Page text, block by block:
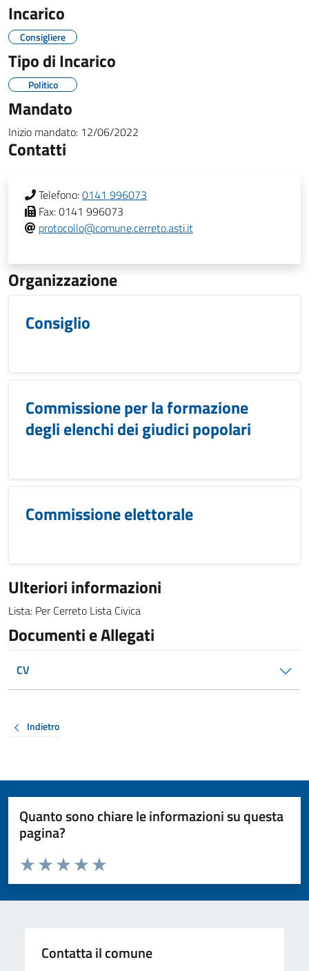
Incarico
Consigliere
Tipo di Incarico
Politico
Mandato
Inizio mandato: 12/06/2022
Contatti
Telefono:0141 996073
Fax:0141 996073
protocollo@comune.cerreto.asti.it
Organizzazione
Consiglio
Commissione per la formazione
degli elenchi dei giudici popolari
Commissione elettorale
Ulteriori informazioni
Lista: Per Cerreto Lista Civica
Documenti e Allegati
CV
Indietro
Quanto sono chiare le informazioni su questa
pagina?
Valuta da 1 a 5 stelle la pagina
Valuta 5 stelle su 5
Valuta 4 stelle su 5
Valuta 3 stelle su 5
Valuta 2 stelle su 5
Valuta 1 stelle su 5
Contatta il comune